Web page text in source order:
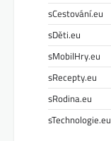
sCestování.eu
sDěti.eu
sMobilHry.eu
sRecepty.eu
sRodina.eu
sTechnologie.eu